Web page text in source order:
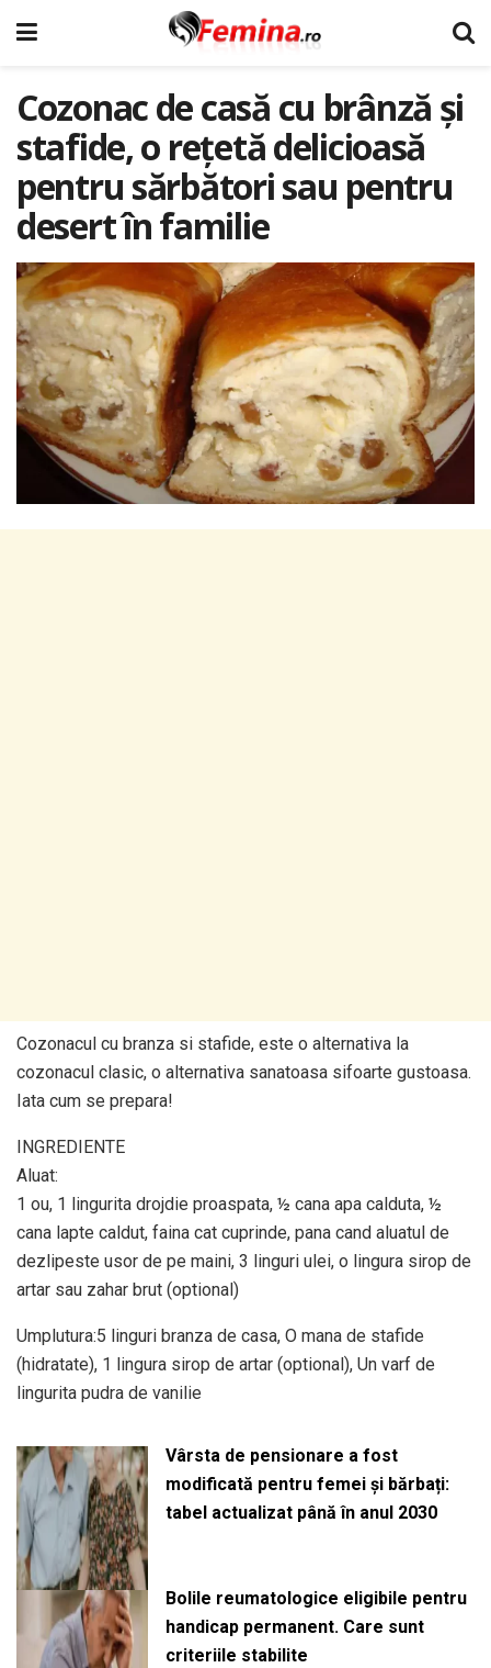
Cozonac de casă cu brânză și
stafide, o rețetă delicioasă
pentru sărbători sau pentru
desert în familie
Cozonacul cu branza si stafide, este o alternativa la
cozonacul clasic, o alternativa sanatoasa sifoarte gustoasa.
Iata cum se prepara!
INGREDIENTE
Aluat:
1 ou, 1 lingurita drojdie proaspata, ½ cana apa calduta, ½
cana lapte caldut, faina cat cuprinde, pana cand aluatul de
dezlipeste usor de pe maini, 3 linguri ulei, o lingura sirop de
artar sau zahar brut (optional)
Umplutura:5 linguri branza de casa, O mana de stafide
(hidratate), 1 lingura sirop de artar (optional), Un varf de
lingurita pudra de vanilie
Vârsta de pensionare a fost
modificată pentru femei și bărbați:
tabel actualizat până în anul 2030
Bolile reumatologice eligibile pentru
handicap permanent. Care sunt
criteriile stabilite